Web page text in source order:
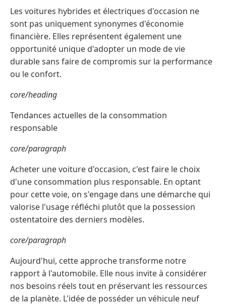
Les voitures hybrides et électriques d'occasion ne
sont pas uniquement synonymes d'économie
financière. Elles représentent également une
opportunité unique d'adopter un mode de vie
durable sans faire de compromis sur la performance
ou le confort.
core/heading
Tendances actuelles de la consommation
responsable
core/paragraph
Acheter une voiture d'occasion, c'est faire le choix
d'une consommation plus responsable. En optant
pour cette voie, on s'engage dans une démarche qui
valorise l'usage réfléchi plutôt que la possession
ostentatoire des derniers modèles.
core/paragraph
Aujourd'hui, cette approche transforme notre
rapport à l'automobile. Elle nous invite à considérer
nos besoins réels tout en préservant les ressources
de la planète. L'idée de posséder un véhicule neuf